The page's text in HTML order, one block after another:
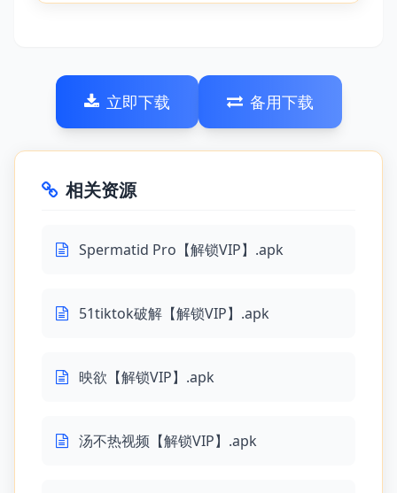
立即下载 备用下载
相关资源
Spermatid Pro【解锁VIP】.apk
51tiktok破解【解锁VIP】.apk
映欲【解锁VIP】.apk
汤不热视频【解锁VIP】.apk